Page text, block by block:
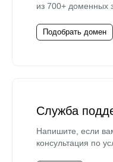
из 700+ доменных
Подобрать домен
Служба
Напишите, если
консультация по